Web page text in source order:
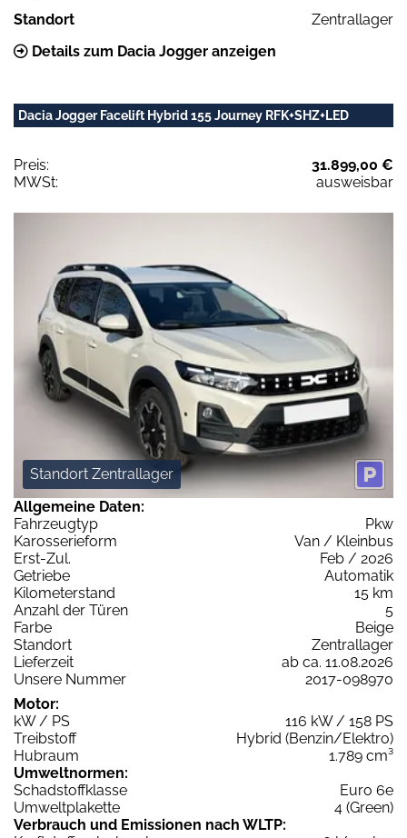
Standort
Zentrallager
Details zum Dacia Jogger anzeigen
Dacia Jogger Facelift Hybrid 155 Journey RFK+SHZ+LED
Preis:
31.899,00 €
MWSt:
ausweisbar
Standort Zentrallager
Allgemeine Daten:
Fahrzeugtyp
Pkw
Karosserieform
Van / Kleinbus
Erst-Zul.
Feb / 2026
Getriebe
Automatik
Kilometerstand
15 km
Anzahl der Türen
5
Farbe
Beige
Standort
Zentrallager
Lieferzeit
ab ca. 11.08.2026
Unsere Nummer
2017-098970
Motor:
kW / PS
116 kW / 158 PS
Treibstoff
Hybrid (Benzin/Elektro)
Hubraum
1.789 cm³
Umweltnormen:
Schadstoffklasse
Euro 6e
Umweltplakette
4 (Green)
Verbrauch und Emissionen nach WLTP: